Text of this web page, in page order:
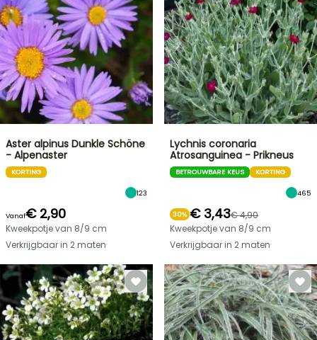
Aster alpinus Dunkle Schöne
- Alpenaster
KORTING
123
Vanaf€ 2,90
Kweekpotje van 8/9 cm
Verkrijgbaar in 2 maten
Lychnis coronaria
Atrosanguinea - Prikneus
BETROUWBARE KEUS KORTING
465
30% € 3,43€ 4,90
Kweekpotje van 8/9 cm
Verkrijgbaar in 2 maten